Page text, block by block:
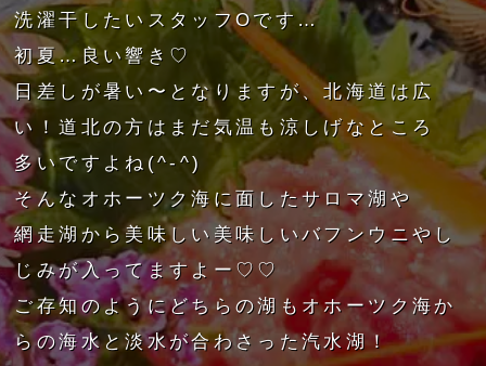
洗濯干したいスタッフOです…
初夏…良い響き♡
日差しが暑い〜となりますが、北海道は広
い！道北の方はまだ気温も涼しげなところ
多いですよね(^-^)
そんなオホーツク海に面したサロマ湖や
網走湖から美味しい美味しいバフンウニやし
じみが入ってますよー♡♡
ご存知のようにどちらの湖もオホーツク海か
らの海水と淡水が合わさった汽水湖！